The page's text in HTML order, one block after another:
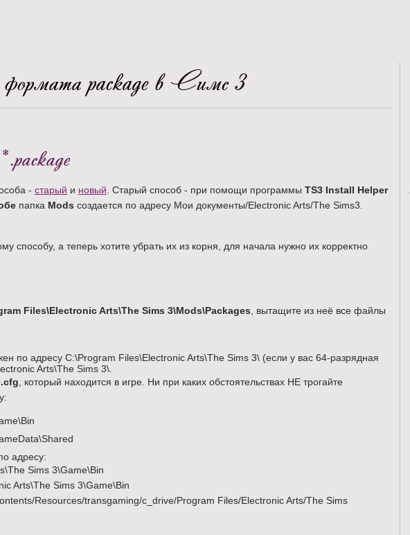
package в Симс 3
- старый и новый . Старый способ - при помощи программы TS3 Install Helper
папка Mods создается по адресу Мои документы/Electronic Arts/The Sims3.
а теперь хотите убрать их из корня, для начала нужно их корректно
Files\Electronic Arts\The Sims 3\Mods\Packages , вытащите из неё все файлы
по адресу C:\Program Files\Electronic Arts\The Sims 3\ (если у вас 64-разрядная
Arts\The Sims 3\.
, который находится в игре. Ни при каких обстоятельствах НЕ трогайте
адресу:
Sims 3\Game\Bin
Arts\The Sims 3\Game\Bin
Resources/transgaming/c_drive/Program Files/Electronic Arts/The Sims